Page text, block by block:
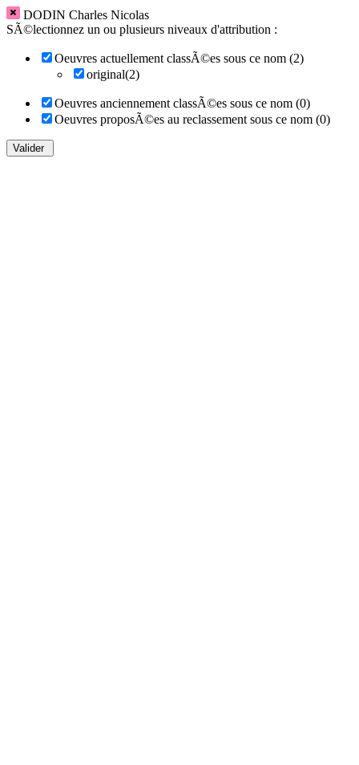
DODIN Charles Nicolas
SÃ©lectionnez un ou plusieurs niveaux d'attribution :
Oeuvres actuellement classÃ©es sous ce nom (2)
original(2)
Oeuvres anciennement classÃ©es sous ce nom (0)
Oeuvres proposÃ©es au reclassement sous ce nom (0)
Valider